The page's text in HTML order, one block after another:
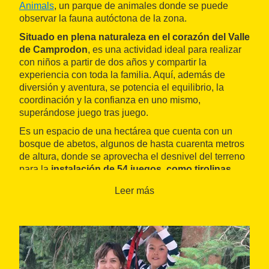
Animals, un parque de animales donde se puede
observar la fauna autóctona de la zona.
Situado en plena naturaleza en el corazón del Valle
de Camprodon, es una actividad ideal para realizar
con niños a partir de dos años y compartir la
experiencia con toda la familia. Aquí, además de
diversión y aventura, se potencia el equilibrio, la
coordinación y la confianza en uno mismo,
superándose juego tras juego.
Es un espacio de una hectárea que cuenta con un
bosque de abetos, algunos de hasta cuarenta metros
de altura, donde se aprovecha el desnivel del terreno
para la instalación de 54 juegos, como tirolinas,
de cuatro circuitos con diferentes niveles de dificultad
actividad apta para personas de todas las edades y
cuenta con la máxima seguridad europea.
Los cuatro circuitos son: el rosa, para niños de dos a
Leer más